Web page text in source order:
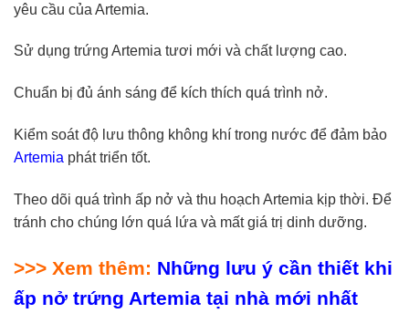
yêu cầu của Artemia.
Sử dụng trứng Artemia tươi mới và chất lượng cao.
Chuẩn bị đủ ánh sáng để kích thích quá trình nở.
Kiểm soát độ lưu thông không khí trong nước để đảm bảo
Artemia phát triển tốt.
Theo dõi quá trình ấp nở và thu hoạch Artemia kịp thời. Để
tránh cho chúng lớn quá lứa và mất giá trị dinh dưỡng.
>>> Xem thêm: Những lưu ý cần thiết khi
ấp nở trứng Artemia tại nhà mới nhất